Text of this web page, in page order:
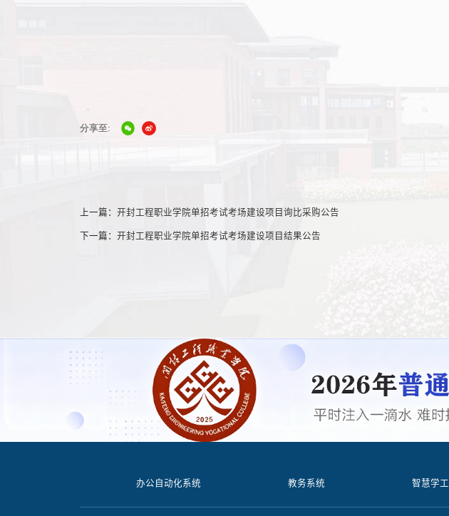
分享至:
上一篇： 开封工程职业学院单招考试考场建设项目询比采购公告
下一篇： 开封工程职业学院单招考试考场建设项目结果公告
办公自动化系统 教务系统 智慧学工